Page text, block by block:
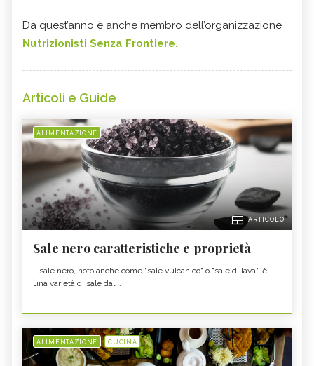
Da quest’anno è anche membro dell’organizzazione
Nutrizionisti Senza Frontiere.
Articoli e Guide
ALIMENTAZIONE
ARTICOLO
Sale nero caratteristiche e proprietà
Il sale nero, noto anche come "sale vulcanico" o "sale di lava", è
una varietà di sale dal...
ALIMENTAZIONE CUCINA